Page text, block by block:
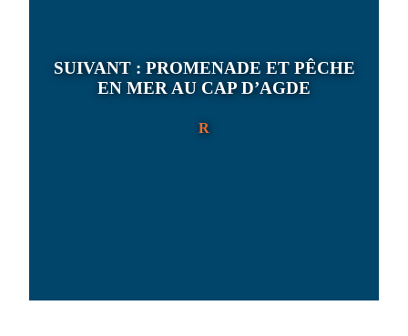
SUIVANT : PROMENADE ET PÊCHE
EN MER AU CAP D’AGDE